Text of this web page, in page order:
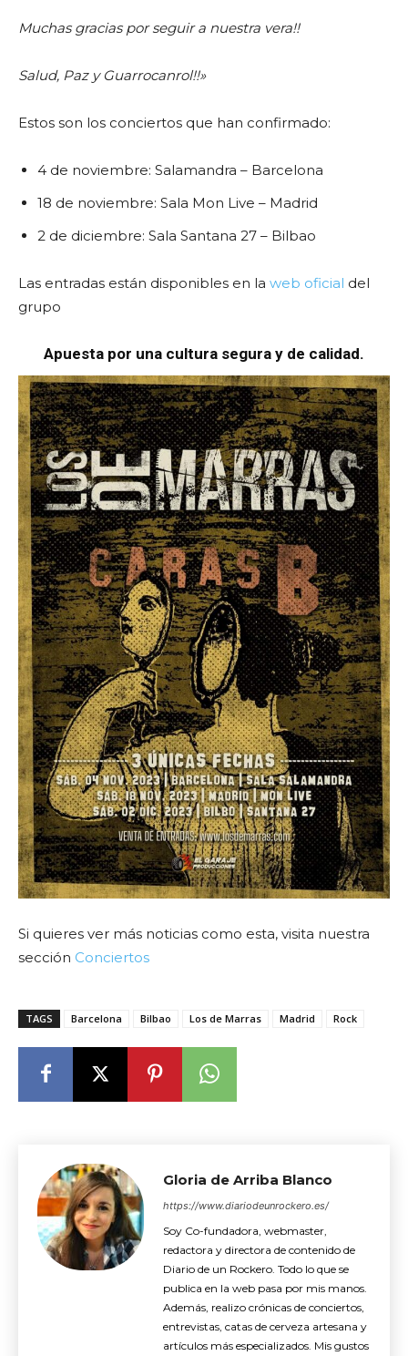
Muchas gracias por seguir a nuestra vera!!
Salud, Paz y Guarrocanrol!!»
Estos son los conciertos que han confirmado:
4 de noviembre: Salamandra – Barcelona
18 de noviembre: Sala Mon Live – Madrid
2 de diciembre: Sala Santana 27 – Bilbao
Las entradas están disponibles en la web oficial del
grupo
Apuesta por una cultura segura y de calidad.
Si quieres ver más noticias como esta, visita nuestra
sección Conciertos
TAGS Barcelona Bilbao Los de Marras Madrid Rock
Gloria de Arriba Blanco
https://www.diariodeunrockero.es/
Soy Co-fundadora, webmaster,
redactora y directora de contenido de
Diario de un Rockero. Todo lo que se
publica en la web pasa por mis manos.
Además, realizo crónicas de conciertos,
entrevistas, catas de cerveza artesana y
artículos más especializados. Mis gustos